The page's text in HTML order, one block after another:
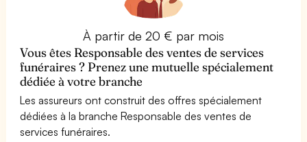
À partir de 20 € par mois
Vous êtes Responsable des ventes de services
funéraires ? Prenez une mutuelle spécialement
dédiée à votre branche
Les assureurs ont construit des offres spécialement
dédiées à la branche Responsable des ventes de
services funéraires.